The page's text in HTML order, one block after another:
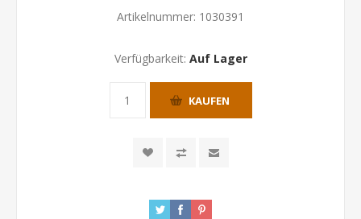
Artikelnummer: 1030391
Verfügbarkeit: Auf Lager
KAUFEN